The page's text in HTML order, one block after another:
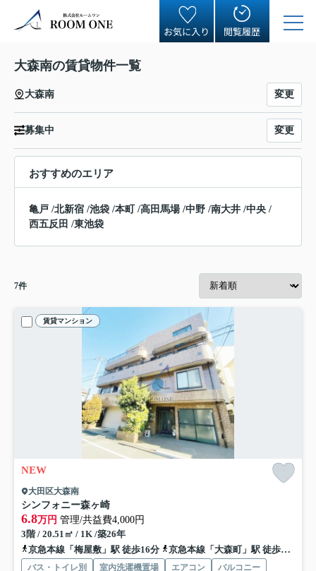
お気に入り 閲覧履歴
大森南の賃貸物件一覧
大森南 変更
募集中 変更
おすすめのエリア
亀戸 /北新宿 /池袋 /本町/高田馬場/中野 /南大井 /中央 /
西五反田 /東池袋
7件
賃貸マンション
NEW
大田区大森南
シンフォニー森ヶ崎
6.8万円 管理/共益費4,000円
3階 / 20.51㎡ / 1K /築26年
京急本線「梅屋敷」駅 徒歩16分
京急本線「大森町」駅 徒歩17分
バス・トイレ別 室内洗濯機置場 エアコン
バルコニー